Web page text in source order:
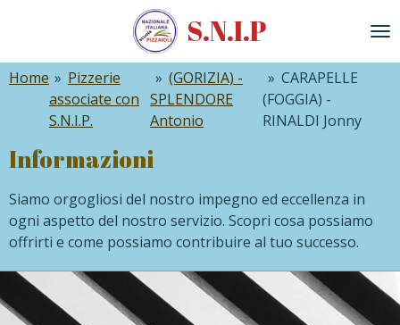
contenuto
principale
S.N.I.P
Home » Pizzerie
associate con
S.N.I.P.
» (GORIZIA) -
SPLENDORE
Antonio
» CARAPELLE
(FOGGIA) -
RINALDI Jonny
Informazioni
Siamo orgogliosi del nostro impegno ed eccellenza in
ogni aspetto del nostro servizio. Scopri cosa possiamo
offrirti e come possiamo contribuire al tuo successo.